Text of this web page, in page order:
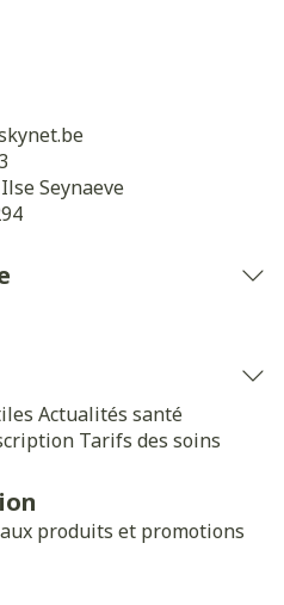
Ilse Seynaeve
Actualités santé
Tarifs des soins
produits et promotions